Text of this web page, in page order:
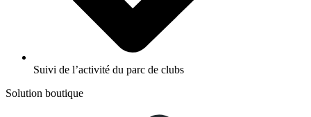
Suivi de l’activité du parc de clubs
Solution boutique